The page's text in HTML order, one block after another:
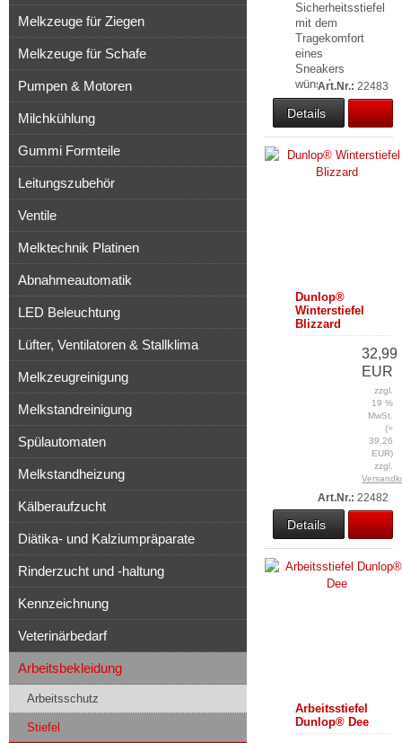
Sicherheitsstiefel
mit dem
Tragekomfort
eines
Sneakers
wünschen.
Art.Nr.: 22483
Details
Dunlop®
Winterstiefel
Blizzard
32,99
EUR
zzgl.
19 %
MwSt.
(=
39,26
EUR)
zzgl.
Art.Nr.: 22482
Details
Arbeitsstiefel
Dunlop® Dee
Melkzeuge für Ziegen
Melkzeuge für Schafe
Pumpen & Motoren
Milchkühlung
Gummi Formteile
Leitungszubehör
Ventile
Melktechnik Platinen
Abnahmeautomatik
LED Beleuchtung
Lüfter, Ventilatoren & Stallklima
Melkzeugreinigung
Melkstandreinigung
Spülautomaten
Melkstandheizung
Kälberaufzucht
Diätika- und Kalziumpräparate
Rinderzucht und -haltung
Kennzeichnung
Veterinärbedarf
Arbeitsbekleidung
Arbeitsschutz
Stiefel